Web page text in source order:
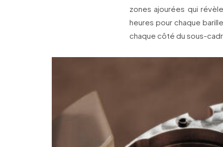
zones ajourées qui
heures pour chaque
chaque côté du sous-